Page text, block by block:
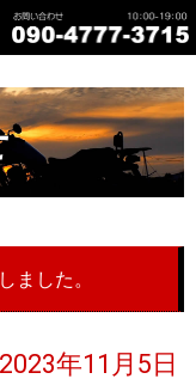
ました。
2023年11月5日